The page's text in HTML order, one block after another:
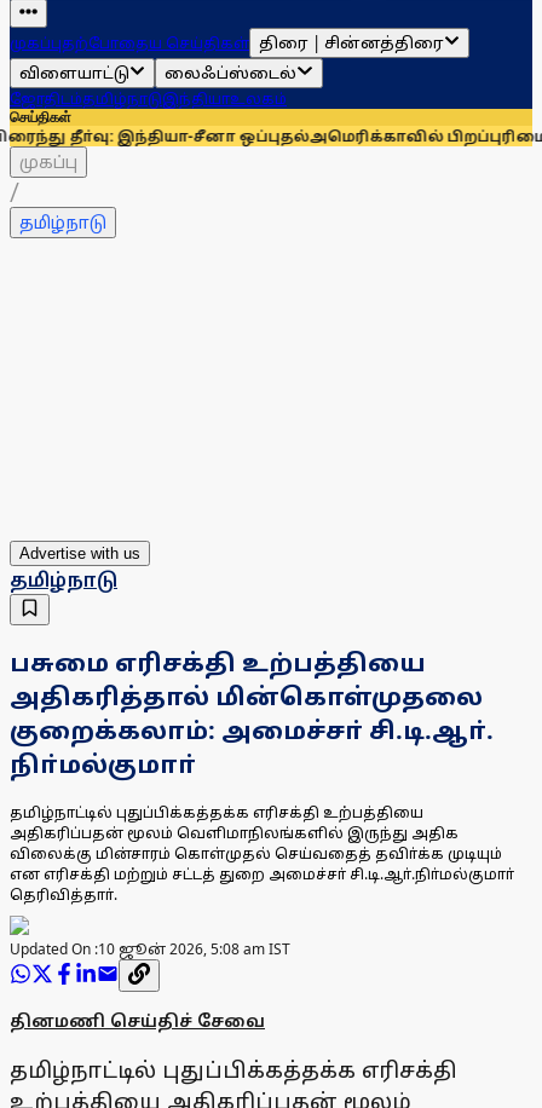
முகப்புதற்போதைய செய்திகள் திரை | சின்னத்திரை
விளையாட்டு
லைஃப்ஸ்டைல்
ஜோதிடம்தமிழ்நாடுஇந்தியாஉலகம்
செய்திகள்
சீனா ஒப்புதல்அமெரிக்காவில் பிறப்புரிமை
முகப்பு
/
தமிழ்நாடு
Advertise with us
தமிழ்நாடு
பசுமை எரிசக்தி உற்பத்தியை
அதிகரித்தால் மின்கொள்முதலை
குறைக்கலாம்: அமைச்சா் சி.டி.ஆா்.
நிா்மல்குமாா்
தமிழ்நாட்டில் புதுப்பிக்கத்தக்க எரிசக்தி உற்பத்தியை
அதிகரிப்பதன் மூலம் வெளிமாநிலங்களில் இருந்து அதிக
விலைக்கு மின்சாரம் கொள்முதல் செய்வதைத் தவிா்க்க முடியும்
என எரிசக்தி மற்றும் சட்டத் துறை அமைச்சா் சி.டி.ஆா்.நிா்மல்குமாா்
தெரிவித்தாா்.
Updated On :10 ஜூன் 2026, 5:08 am IST
தினமணி செய்திச் சேவை
தமிழ்நாட்டில் புதுப்பிக்கத்தக்க எரிசக்தி
உற்பத்தியை அதிகரிப்பதன் மூலம்